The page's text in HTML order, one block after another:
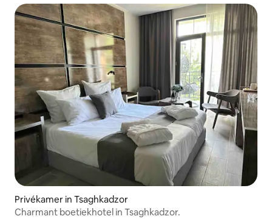
Privékamer in Tsaghkadzor
Charmant boetiekhotel in Tsaghkadzor.